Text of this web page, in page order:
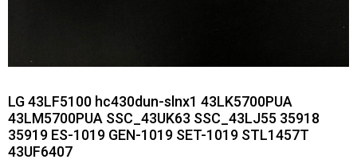
LG 43LF5100 hc430dun-slnx1 43LK5700PUA
43LM5700PUA SSC_43UK63 SSC_43LJ55 35918
35919 ES-1019 GEN-1019 SET-1019 STL1457T
43UF6407